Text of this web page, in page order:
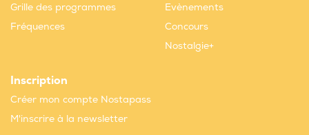
Grille des programmes
Fréquences
Evènements
Concours
Nostalgie+
Inscription
Créer mon compte Nostapass
M'inscrire à la newsletter